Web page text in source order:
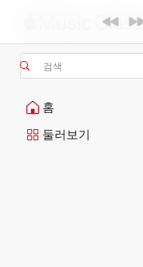
검색
홈
둘러보기